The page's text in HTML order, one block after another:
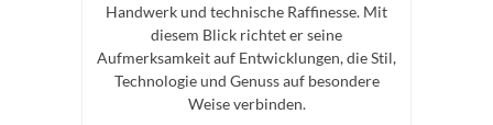
Handwerk und technische Raffinesse. Mit
diesem Blick richtet er seine
Aufmerksamkeit auf Entwicklungen, die Stil,
Technologie und Genuss auf besondere
Weise verbinden.